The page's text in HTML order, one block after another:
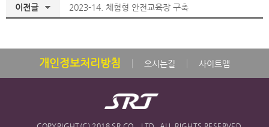
이전글 2023-14. 체험형 안전교육장 구축
개인정보처리방침 오시는길 사이트맵